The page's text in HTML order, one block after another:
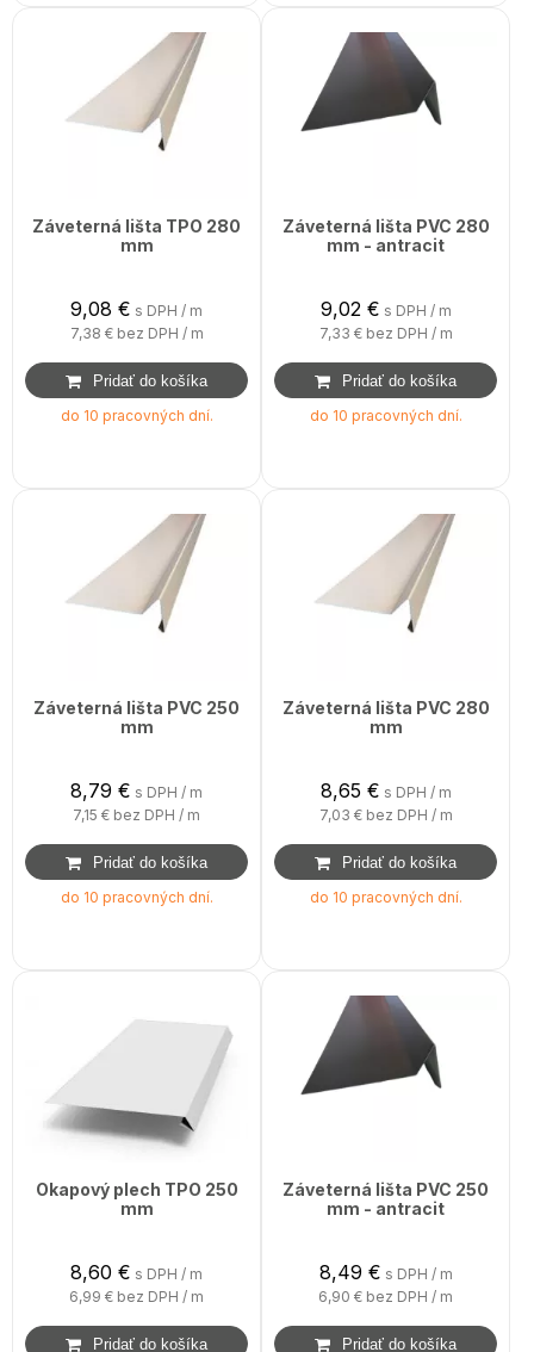
Záveterná lišta TPO 280
mm
9,08 € s DPH / m
7,38 € bez DPH / m
do 10 pracovných dní.
Záveterná lišta PVC 280
mm - antracit
9,02 € s DPH / m
7,33 € bez DPH / m
do 10 pracovných dní.
Záveterná lišta PVC 250
mm
8,79 € s DPH / m
7,15 € bez DPH / m
do 10 pracovných dní.
Záveterná lišta PVC 280
mm
8,65 € s DPH / m
7,03 € bez DPH / m
do 10 pracovných dní.
Okapový plech TPO 250
mm
8,60 € s DPH / m
6,99 € bez DPH / m
Záveterná lišta PVC 250
mm - antracit
8,49 € s DPH / m
6,90 € bez DPH / m